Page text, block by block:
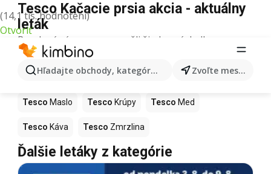
(14,1 tis. hodnotení)
Otvoriť
Hľadajte obchody, kategórie, produkty... Zvoľte mesto
Tesco Kačacie prsia akcia - aktuálny
leták
Pre daný výraz sme nenašli žiadne výsledky.
Ďalšie produkty v obchodoch Tesco
Tesco Pizza Tesco Kiwi Mango
Tesco Maslo Tesco Krúpy Tesco Med
Tesco Káva Tesco Zmrzlina
Ďalšie letáky z kategórie